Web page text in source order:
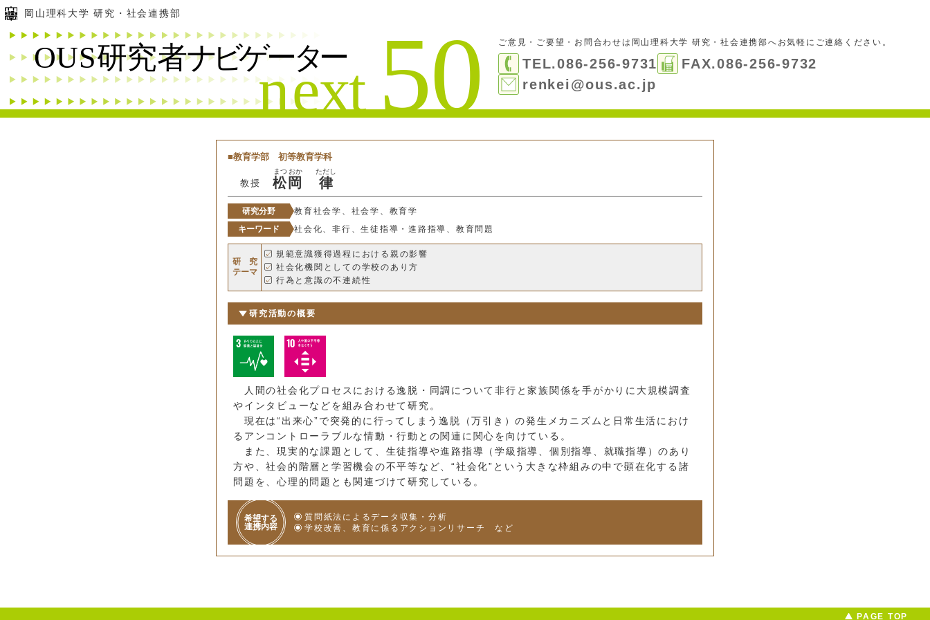
岡山理科大学 研究・社会連携部
ご意見・ご要望・お問合わせは 岡山理科大学 研究・社会連携部へお気軽にご連絡ください。
TEL.086-256-9731
FAX.086-256-9732
renkei@ous.ac.jp
教育学部 初等教育学科
教授 松
まつ
岡
おか
律
ただし
研究分野
教育社会学、社会学、教育学
キーワード
社会化、非行、生徒指導・進路指導、教育問題
研 究
テーマ
規範意識獲得過程における親の影響
社会化機関としての学校のあり方
行為と意識の不連続性
研究活動の概要
人間の社会化プロセスにおける逸脱・同調について非行と家族関係を手がかりに大規模調査
やインタビューなどを組み合わせて研究。
現在は“出来心”で突発的に行ってしまう逸脱（万引き）の発生メカニズムと日常生活におけ
るアンコントローラブルな情動・行動との関連に関心を向けている。
また、現実的な課題として、生徒指導や進路指導（学級指導、個別指導、就職指導）のあり
方や、社会的階層と学習機会の不平等など、“社会化”という大きな枠組みの中で顕在化する諸
問題を、心理的問題とも関連づけて研究している。
希望する
連携内容
質問紙法によるデータ収集・分析
学校改善、教育に係るアクションリサーチ など
PAGE TOP